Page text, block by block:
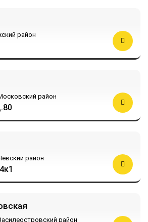
район
район
район
район